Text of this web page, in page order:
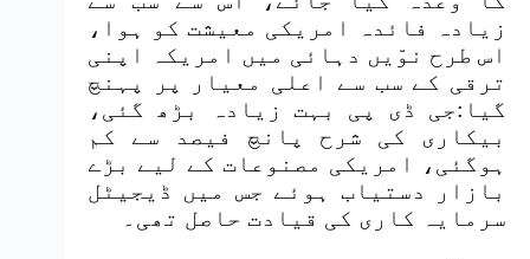
زیادہ فائدہ امریکی معیشت کو ہوا،
اس طرح نوّیں دہائی میں امریکہ اپنی
ترقی کے سب سے اعلی معیار پر پہنچ
گیا:جی ڈی پی بہت زیادہ بڑھ گئی،
بیکاری کی شرح پانچ فیصد سے کم
ہوگئی، امریکی مصنوعات کے لیے بڑے
بازار دستیاب ہوئے جس میں ڈیجیٹل
سرمایہ کاری کی قیادت حاصل تھی۔